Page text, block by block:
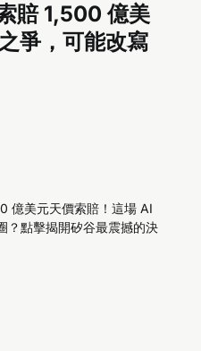
賠 1,500 億美
爭，可能改寫
億美元天價索賠！這場 AI
？點擊揭開矽谷最震撼的決